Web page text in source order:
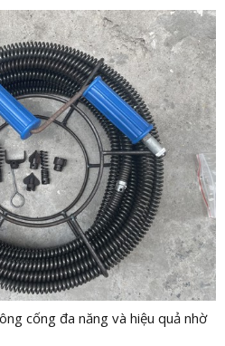
cống đa năng và hiệu quả nhờ